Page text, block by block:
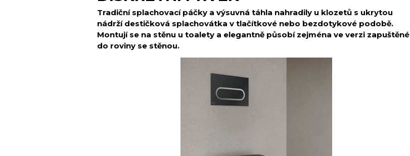
Tradiční splachovací páčky a výsuvná táhla nahradily u klozetů s ukrytou
nádrží destičková splachovátka v tlačítkové nebo bezdotykové podobě.
Montují se na stěnu u toalety a elegantně působí zejména ve verzi zapuštěné
do roviny se stěnou.